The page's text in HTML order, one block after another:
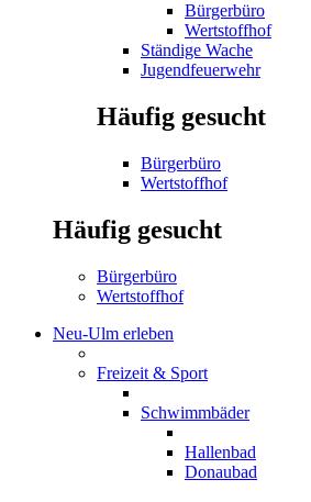
Bürgerbüro
Wertstoffhof
Ständige Wache
Jugendfeuerwehr
Häufig gesucht
Bürgerbüro
Wertstoffhof
Häufig gesucht
Bürgerbüro
Wertstoffhof
Neu-Ulm erleben
Freizeit & Sport
Schwimmbäder
Hallenbad
Donaubad